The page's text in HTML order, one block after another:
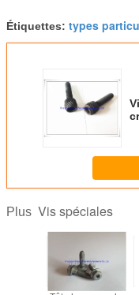
Étiquettes: types
Plus Vis spéciales